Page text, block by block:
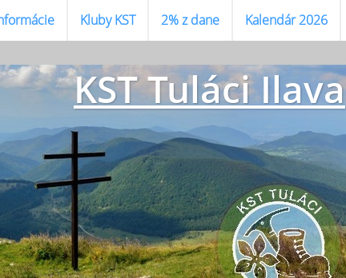
Kluby KST 2% z dane Kalendár 2026
KST Tuláci Ilava